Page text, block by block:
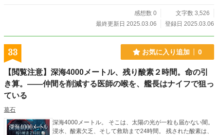
感想数 0
文字数 3,526
最終更新日 2025.03.06
登録日 2025.03.06
33 お気に入り追加 0
【閲覧注意】深海4000メートル、残り酸素２時間。命の引
き算。――仲間を削減する医師の喉を、艦長はナイフで狙っ
ている
葛石
深海4000メートル。 そこは、太陽の光が一粒も届かない闇。
浸水、酸素欠乏、そして救助まで24時間。 残された酸素は、